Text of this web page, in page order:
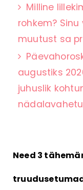
Milline
rohkem?
muutust sa
augustiks
juhuslik
Need 3